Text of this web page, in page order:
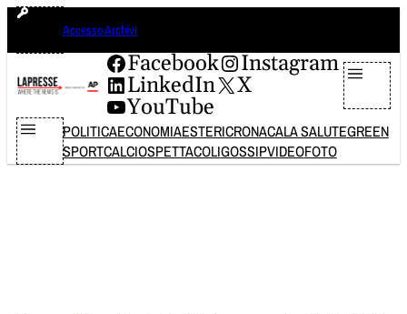
Vai
contenuto
Accesso Archivi
Facebook
Instagram
LinkedIn
X
YouTube
POLITICAECONOMIAESTERICRONACALA SALUTEGREEN
SPORTCALCIOSPETTACOLIGOSSIPVIDEOFOTO